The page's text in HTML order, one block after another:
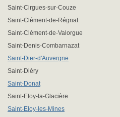
Saint-Cirgues-sur-Couze
Saint-Clément-de-Régnat
Saint-Clément-de-Valorgue
Saint-Denis-Combarnazat
Saint-Dier-d'Auvergne
Saint-Diéry
Saint-Donat
Saint-Eloy-la-Glacière
Saint-Eloy-les-Mines